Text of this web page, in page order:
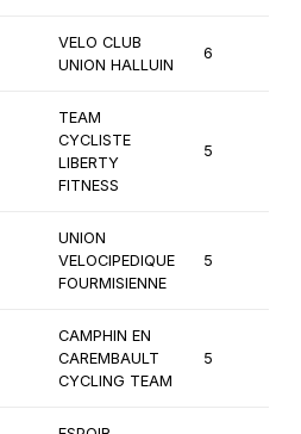
VELO CLUB
UNION HALLUIN
6
TEAM
CYCLISTE
LIBERTY
FITNESS
5
UNION
VELOCIPEDIQUE
FOURMISIENNE
5
CAMPHIN EN
CAREMBAULT
CYCLING TEAM
5